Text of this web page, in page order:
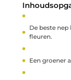
De beste
fleuren.
Een groener